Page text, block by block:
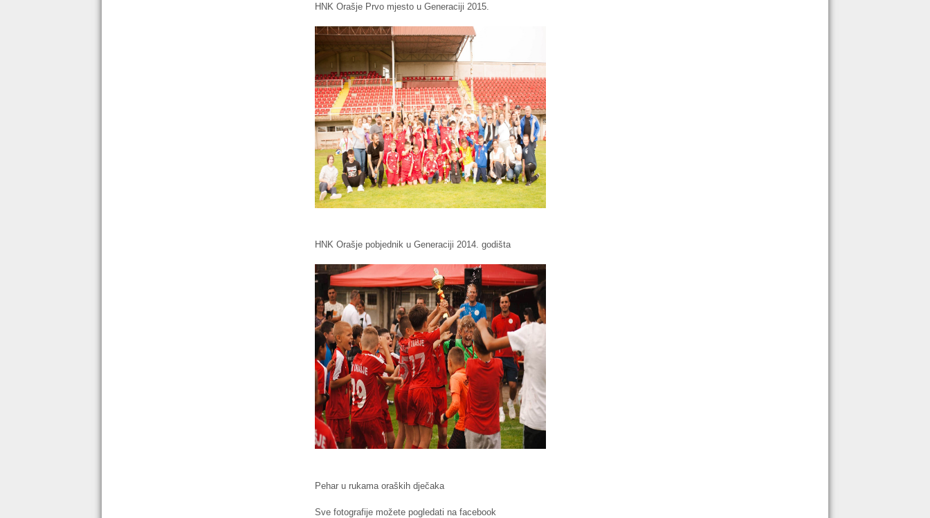
HNK Orašje Prvo mjesto u Generaciji 2015.
HNK Orašje pobjednik u Generaciji 2014. godišta
Pehar u rukama oraških dječaka
Sve fotografije možete pogledati na facebook